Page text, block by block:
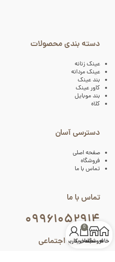
دسته بندی محصولات
عینک زنانه
عینک مردانه
بند عینک
کاور عینک
بند موبایل
کلاه
دسترسی آسان
صفحه اصلی
فروشگاه
تماس با ما
تماس با ما
۰۹۹۶۱۰۵۲۹۱۴
شبکه های اجتماعیخانهفروشگاه
0
سبد خرید
حساب کاربری من